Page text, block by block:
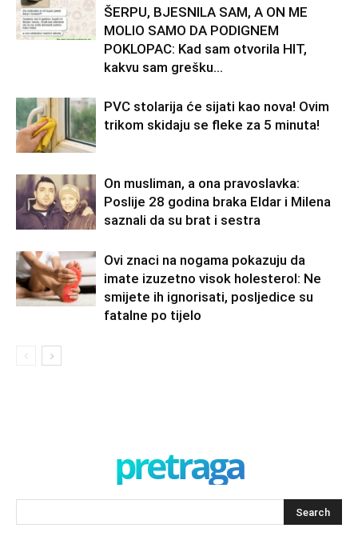
ŠERPU, BJESNILA SAM, A ON ME
MOLIO SAMO DA PODIGNEM
POKLOPAC: Kad sam otvorila HIT,
kakvu sam grešku...
PVC stolarija će sijati kao nova! Ovim
trikom skidaju se fleke za 5 minuta!
On musliman, a ona pravoslavka:
Poslije 28 godina braka Eldar i Milena
saznali da su brat i sestra
Ovi znaci na nogama pokazuju da
imate izuzetno visok holesterol: Ne
smijete ih ignorisati, posljedice su
fatalne po tijelo
pretraga